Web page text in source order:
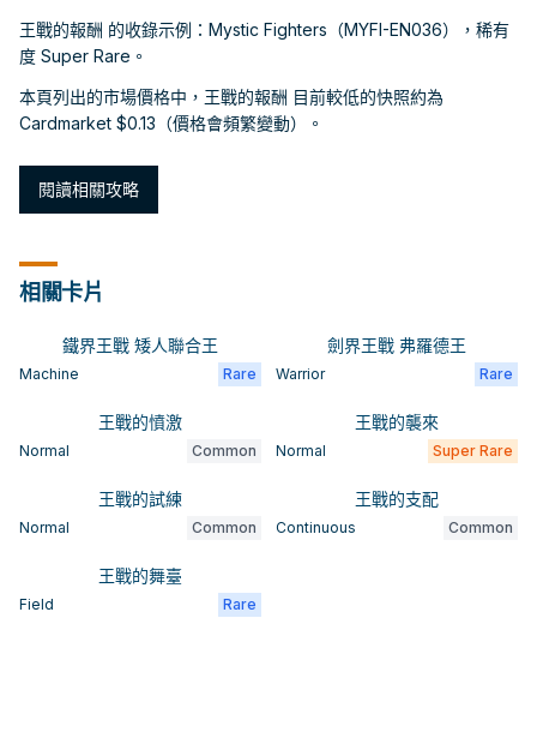
王戰的報酬 的收錄示例：Mystic Fighters（MYFI-EN036），稀有
度 Super Rare。
本頁列出的市場價格中，王戰的報酬 目前較低的快照約為
Cardmarket $0.13（價格會頻繁變動）。
閱讀相關攻略
相關卡片
鐵界王戰 矮人聯合王
Machine Rare
劍界王戰 弗羅德王
Warrior Rare
王戰的憤激
Normal Common
王戰的襲來
Normal Super Rare
王戰的試練
Normal Common
王戰的支配
Continuous Common
王戰的舞臺
Field Rare